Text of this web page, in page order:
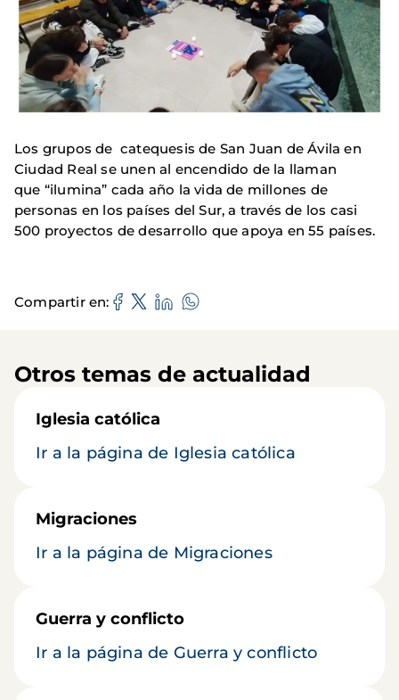
Los grupos de catequesis de San Juan de Ávila en
Ciudad Real se unen al encendido de la llaman
que “ilumina” cada año la vida de millones de
personas en los países del Sur, a través de los casi
500 proyectos de desarrollo que apoya en 55 países.
Compartir en
Otros temas de actualidad
Iglesia católica
Ir a la página de Iglesia católica
Migraciones
Ir a la página de Migraciones
Guerra y conflicto
Ir a la página de Guerra y conflicto